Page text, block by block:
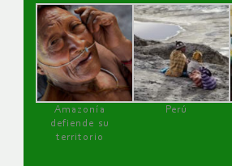
Amazonía
defiende su
territorio
Perú